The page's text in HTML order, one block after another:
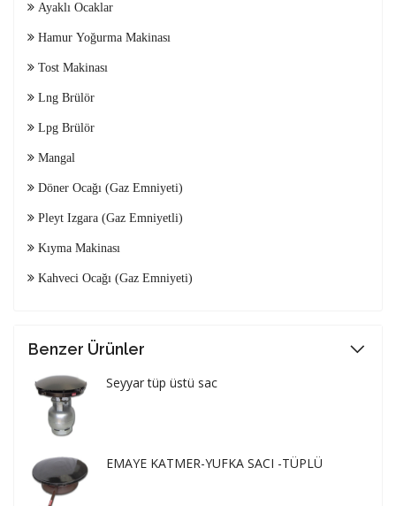
Ayaklı Ocaklar
Hamur Yoğurma Makinası
Tost Makinası
Lng Brülör
Lpg Brülör
Mangal
Döner Ocağı (Gaz Emniyeti)
Pleyt Izgara (Gaz Emniyetli)
Kıyma Makinası
Kahveci Ocağı (Gaz Emniyeti)
Benzer Ürünler
Seyyar tüp üstü sac
EMAYE KATMER-YUFKA SACI -TÜPLÜ